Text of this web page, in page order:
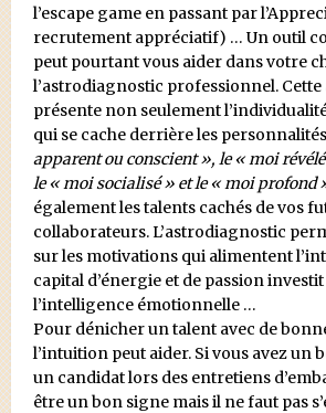
l’escape game en passant par
recrutement appréciatif) … Un outil
peut pourtant vous aider dans votre
l’astrodiagnostic professionnel. Cette
présente non seulement
qui se cache derrière les
apparent ou conscient », le « moi
le « moi socialisé » et le « moi profond
également les talents cachés de vos
collaborateurs. L’astrodiagnostic
sur les motivations qui alimentent
capital d’énergie et de passion
l’intelligence émotionnelle …
Pour dénicher un talent avec de
l’intuition peut aider. Si vous avez un
un candidat lors des entretiens
être un bon signe mais il ne faut pas